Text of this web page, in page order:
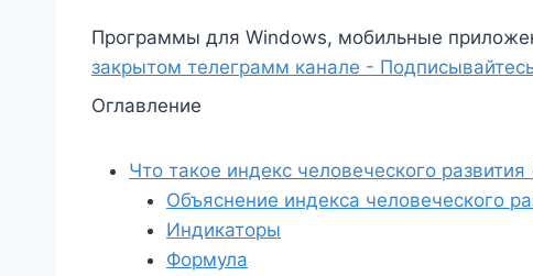
Программы для Windows, мобильные
закрытом телеграмм канале -
Оглавление
Что такое индекс человеческого
Объяснение индекса человеческого
Индикаторы
Формула